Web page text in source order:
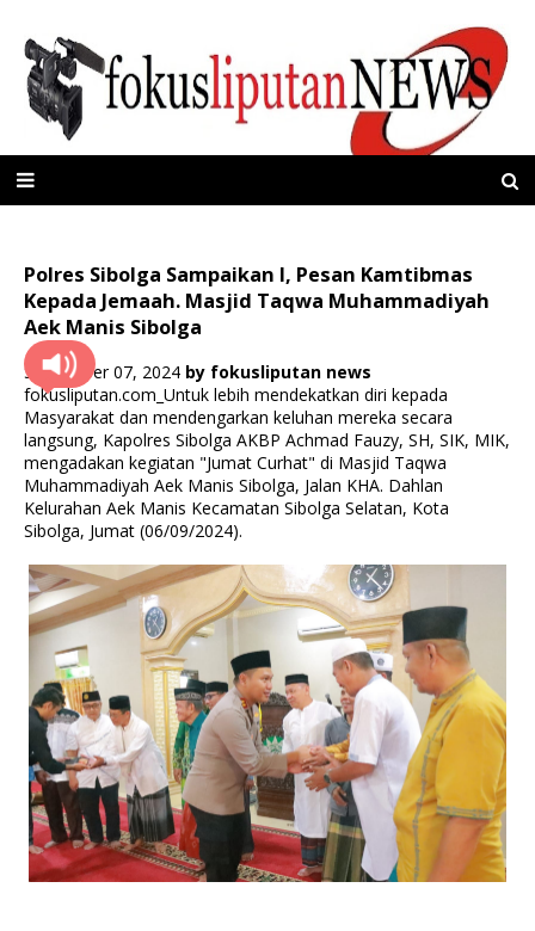
Polres Sibolga Sampaikan l, Pesan Kamtibmas
Kepada Jemaah. Masjid Taqwa Muhammadiyah
Aek Manis Sibolga
September 07, 2024 by fokusliputan news
fokusliputan.com_Untuk lebih mendekatkan diri kepada
Masyarakat dan mendengarkan keluhan mereka secara
langsung, Kapolres Sibolga AKBP Achmad Fauzy, SH, SIK, MIK,
mengadakan kegiatan "Jumat Curhat" di Masjid Taqwa
Muhammadiyah Aek Manis Sibolga, Jalan KHA. Dahlan
Kelurahan Aek Manis Kecamatan Sibolga Selatan, Kota
Sibolga, Jumat (06/09/2024).